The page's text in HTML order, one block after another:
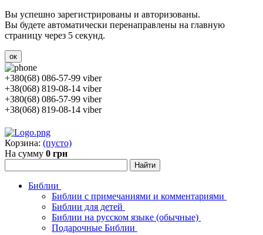
Вы успешно зарегистрированы и авторизованы.
Вы будете автоматически перенаправлены на главную
страницу через 5 секунд.
ок
+380(68) 086-57-99 viber
+38(068) 819-08-14 viber
+380(68) 086-57-99 viber
+38(068) 819-08-14 viber
Корзина: (пусто)
На сумму 0 грн
Библии
Библии с примечаниями и комментариями
Библии для детей
Библии на русском языке (обычные)
Подарочные Библии